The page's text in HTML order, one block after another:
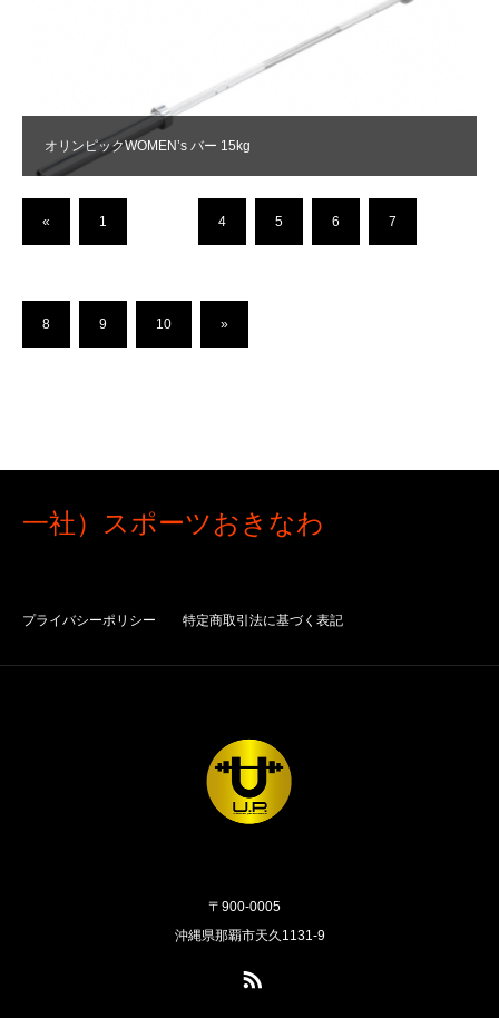
オリンピックWOMEN’s バー 15kg
« 1 4 5 6 7
8 9 10 »
一社）スポーツおきなわ
プライバシーポリシー 特定商取引法に基づく表記
〒900-0005
沖縄県那覇市天久1131-9